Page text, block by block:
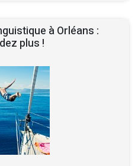
à Orléans :
plus !